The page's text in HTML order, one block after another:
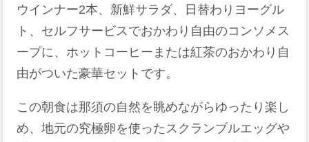
ウインナー2本、新鮮サラダ、日替わりヨーグル
ト、セルフサービスでおかわり自由のコンソメス
ープに、ホットコーヒーまたは紅茶のおかわり自
由がついた豪華セットです。
この朝食は那須の自然を眺めながらゆったり楽し
め、地元の究極卵を使ったスクランブルエッグや